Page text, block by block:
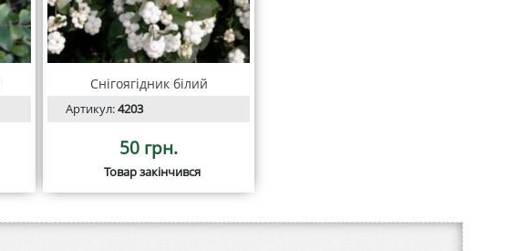
Снігоягідник білий
Артикул:4203
50 грн.
Товар закінчився